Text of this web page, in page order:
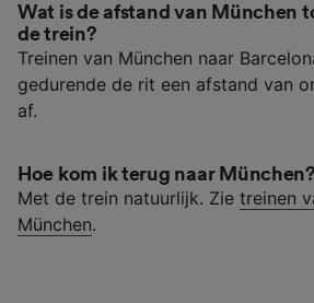
Wat is de afstand van München
de trein?
Treinen van München naar
gedurende de rit een afstand van
af.
Hoe kom ik terug naar München?
Met de trein natuurlijk. Zie treinen
München.